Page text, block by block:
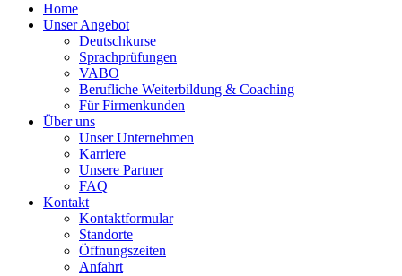
Home
Unser Angebot
Deutschkurse
Sprachprüfungen
VABO
Berufliche Weiterbildung & Coaching
Für Firmenkunden
Über uns
Unser Unternehmen
Karriere
Unsere Partner
FAQ
Kontakt
Kontaktformular
Standorte
Öffnungszeiten
Anfahrt